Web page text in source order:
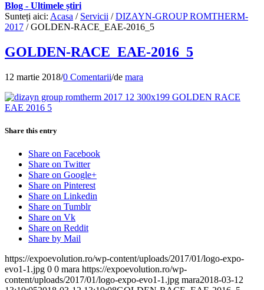
Blog - Ultimele știri
Sunteți aici: Acasa / Servicii / DIZAYN-GROUP ROMTHERM-
2017 / GOLDEN-RACE_EAE-2016_5
GOLDEN-RACE_EAE-2016_5
12 martie 2018/0 Comentarii/de mara
Share this entry
Share on Facebook
Share on Twitter
Share on Google+
Share on Pinterest
Share on Linkedin
Share on Tumblr
Share on Vk
Share on Reddit
Share by Mail
https://expoevolution.ro/wp-content/uploads/2017/01/logo-expo-
evo1-1.jpg 0 0 mara https://expoevolution.ro/wp-
content/uploads/2017/01/logo-expo-evo1-1.jpg mara2018-03-12